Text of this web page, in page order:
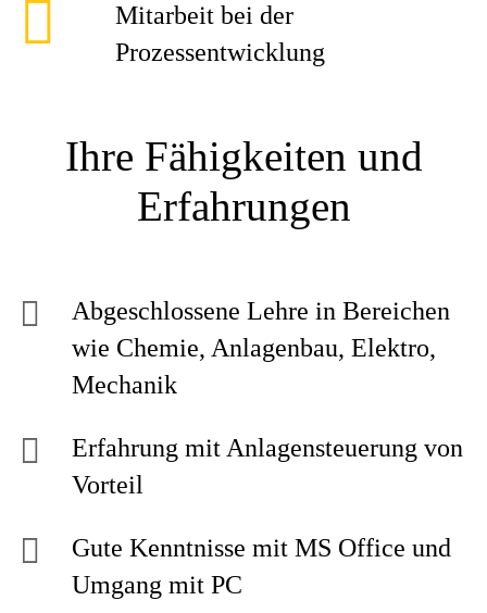
Mitarbeit bei der
Prozessentwicklung
Ihre Fähigkeiten und
Erfahrungen
Abgeschlossene Lehre in Bereichen
wie Chemie, Anlagenbau, Elektro,
Mechanik
Erfahrung mit Anlagensteuerung von
Vorteil
Gute Kenntnisse mit MS Office und
Umgang mit PC